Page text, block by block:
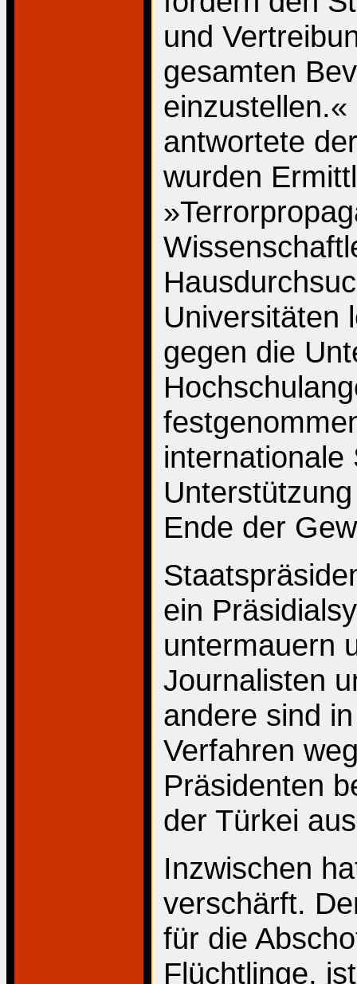
und
gesamten
antwortete
wurden
Universitäten
gegen die
internationale
Ende der
ein
untermauern
Journalisten
andere sind
Verfahren
Präsidenten
der Türkei
Inzwischen
verschärft.
für die
Flüchtlinge,